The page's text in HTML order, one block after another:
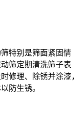
特别是筛面紧固情
筛定期清洗筛子表
修理、除锈并涂漆，
防生锈。